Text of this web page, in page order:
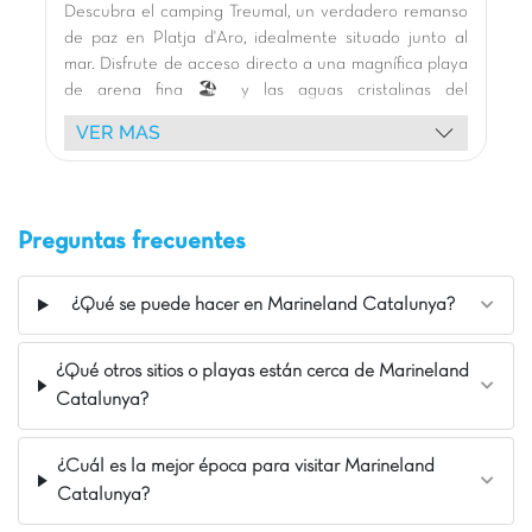
A 70 km de Barcelona
Boeing Land
Descubra el camping Treumal, un verdadero remanso
de paz en Platja d'Aro, idealmente situado junto al
mar. Disfrute de acceso directo a una magnífica playa
de arena fina 🏖️ y las aguas cristalinas del
Mediterráneo. El camping cuenta con grandes
piscinas exteriores con chorros de agua 🏊, que
toboganes. Alójese en nuestros bungalows de
madera 🏕️, perfectamente integrados en un entorno
verde 🌿, cada uno con su terraza. Se ofrecen
césped con vistas al mar o en el acogedor bar.
Explore los alrededores: Girona, Tossa de Mar y el
pueblo medieval de Pals están al alcance para
excursiones culturales. ¡Le esperan unas vacaciones
inolvidables!
La opinión de Carolina
VER MAS
Preguntas frecuentes
¿Qué se puede hacer en Marineland Catalunya?
¿Qué otros sitios o playas están cerca de Marineland
Catalunya?
¿Cuál es la mejor época para visitar Marineland
Catalunya?